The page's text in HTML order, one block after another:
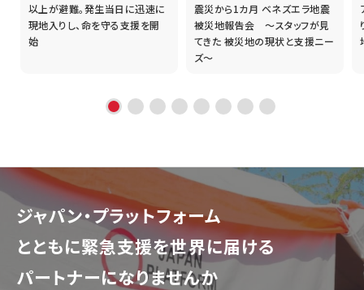
以上が避難。発生当日に迅速に
現地入りし、命を守る支援を開
始
震災から1カ月 ベネズエラ地震
被災地報告会 ～スタッフが見
てきた 被災地の現状と支援ニー
ズ～
ジャパン・プラットフォーム
とともに緊急支援を世界に届ける
パートナーになりませんか